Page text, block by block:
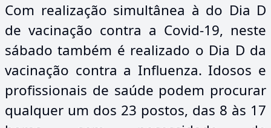
Com realização simultânea à do Dia D
de vacinação contra a Covid-19, neste
sábado também é realizado o Dia D da
vacinação contra a Influenza. Idosos e
profissionais de saúde podem procurar
qualquer um dos 23 postos, das 8 às 17